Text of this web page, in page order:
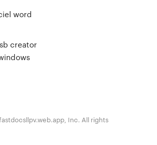
word
creator
Inc. All rights